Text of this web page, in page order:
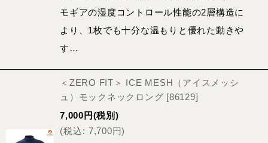
モギアの湿度コントロール性能の2層構造に
より、1枚でも十分な温もりと優れた動きや
す…
＜ZERO FIT＞ ICE MESH（アイスメッシ
ュ）モックネックロング [86129]
7,000 円(税別)
(税込: 7,700円)